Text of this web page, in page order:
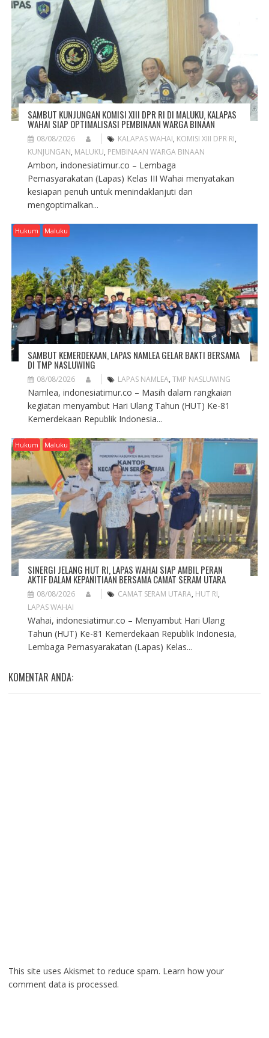
T
O
SAMBUT KUNJUNGAN KOMISI XIII DPR RI DI MALUKU, KALAPAS
WAHAI SIAP OPTIMALISASI PEMBINAAN WARGA BINAAN
08/08/2026 KALAPAS WAHAI, KOMISI XIII DPR RI,
KUNJUNGAN, MALUKU, PEMBINAAN WARGA BINAAN
Ambon, indonesiatimur.co – Lembaga
Pemasyarakatan (Lapas) Kelas III Wahai menyatakan
kesiapan penuh untuk menindaklanjuti dan
mengoptimalkan...
Hukum Maluku
SAMBUT KEMERDEKAAN, LAPAS NAMLEA GELAR BAKTI BERSAMA
DI TMP NASLUWING
08/08/2026 LAPAS NAMLEA, TMP NASLUWING
Namlea, indonesiatimur.co – Masih dalam rangkaian
kegiatan menyambut Hari Ulang Tahun (HUT) Ke-81
Kemerdekaan Republik Indonesia...
Hukum Maluku
SINERGI JELANG HUT RI, LAPAS WAHAI SIAP AMBIL PERAN
AKTIF DALAM KEPANITIAAN BERSAMA CAMAT SERAM UTARA
08/08/2026 CAMAT SERAM UTARA, HUT RI,
LAPAS WAHAI
Wahai, indonesiatimur.co – Menyambut Hari Ulang
Tahun (HUT) Ke-81 Kemerdekaan Republik Indonesia,
Lembaga Pemasyarakatan (Lapas) Kelas...
KOMENTAR ANDA:
This site uses Akismet to reduce spam. Learn how your
comment data is processed.